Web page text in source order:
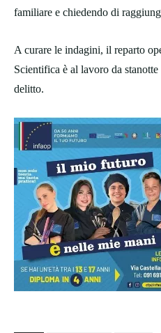
familiare e chiedendo di
A curare le indagini, il reparto
Scientifica è al lavoro da
delitto.